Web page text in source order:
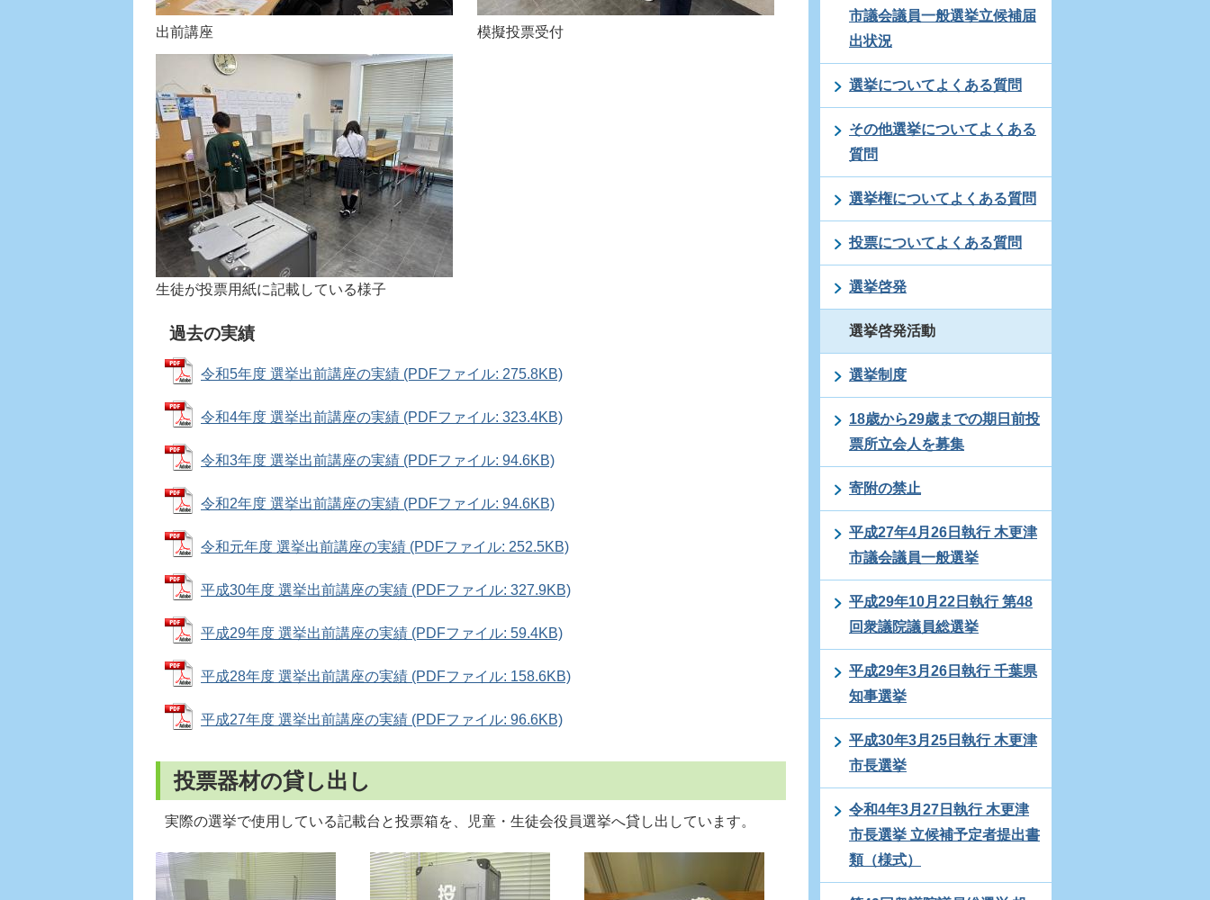
出前講座 模擬投票受付
生徒が投票用紙に記載している様子
過去の実績
令和5年度 選挙出前講座の実績 (PDFファイル: 275.8KB)
令和4年度 選挙出前講座の実績 (PDFファイル: 323.4KB)
令和3年度 選挙出前講座の実績 (PDFファイル: 94.6KB)
令和2年度 選挙出前講座の実績 (PDFファイル: 94.6KB)
令和元年度 選挙出前講座の実績 (PDFファイル: 252.5KB)
平成30年度 選挙出前講座の実績 (PDFファイル: 327.9KB)
平成29年度 選挙出前講座の実績 (PDFファイル: 59.4KB)
平成28年度 選挙出前講座の実績 (PDFファイル: 158.6KB)
平成27年度 選挙出前講座の実績 (PDFファイル: 96.6KB)
投票器材の貸し出し
実際の選挙で使用している記載台と投票箱を、児童・生徒会役員選挙へ貸し出しています。
市議会議員一般選挙立候補届
出状況
選挙についてよくある質問
その他選挙についてよくある
質問
選挙権についてよくある質問
投票についてよくある質問
選挙啓発
選挙啓発活動
選挙制度
18歳から29歳までの期日前投
票所立会人を募集
寄附の禁止
平成27年4月26日執行 木更津
市議会議員一般選挙
平成29年10月22日執行 第48
回衆議院議員総選挙
平成29年3月26日執行 千葉県
知事選挙
平成30年3月25日執行 木更津
市長選挙
令和4年3月27日執行 木更津
市長選挙 立候補予定者提出書
類（様式）